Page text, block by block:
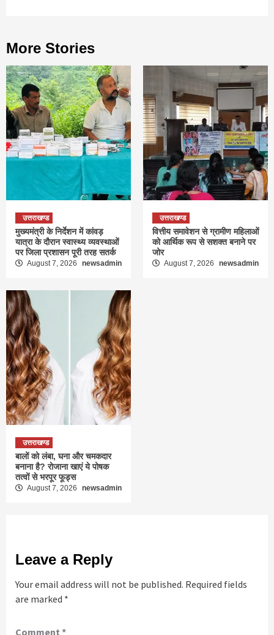
More Stories
उत्तराखण्ड
मुख्यमंत्री के निर्देशन में कांवड़
यात्रा के दौरान स्वास्थ्य व्यवस्थाओं
पर जिला प्रशासन पूरी तरह सतर्क
August 7, 2026 newsadmin
उत्तराखण्ड
वित्तीय समावेशन से ग्रामीण महिलाओं
को आर्थिक रूप से सशक्त बनाने पर
जोर
August 7, 2026 newsadmin
उत्तराखण्ड
बालों को लंबा, घना और चमकदार
बनाना है? रोजाना खाएं ये पोषक
तत्वों से भरपूर फूड्स
August 7, 2026 newsadmin
Leave a Reply
Your email address will not be published. Required fields
are marked *
Comment *